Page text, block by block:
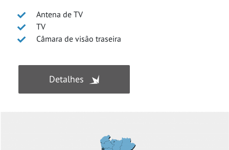
Antena de TV
TV
Câmara de visão traseira
Detalhes